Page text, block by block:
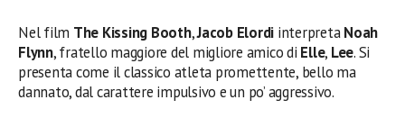
Nel film The Kissing Booth,Jacob Elordi interpretaNoah
Flynn, fratello maggiore del migliore amico di Elle, Lee. Si
presenta come il classico atleta promettente, bello ma
dannato, dal carattere impulsivo e un po’ aggressivo.